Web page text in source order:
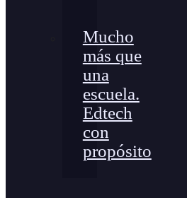
Mucho
más que
una
escuela.
Edtech
con
propósito